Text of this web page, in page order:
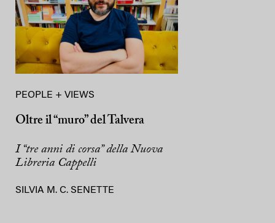
PEOPLE + VIEWS
Oltre il “muro” del Talvera
I “tre anni di corsa” della Nuova
Libreria Cappelli
SILVIA M. C. SENETTE